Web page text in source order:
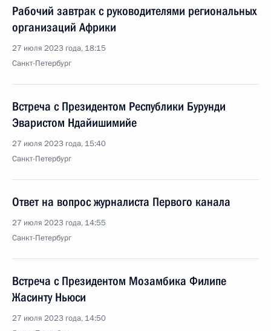
Рабочий завтрак с руководителями региональных
организаций Африки
27 июля 2023 года, 18:15
Санкт-Петербург
Встреча с Президентом Республики Бурунди
Эваристом Ндайишимийе
27 июля 2023 года, 15:40
Санкт-Петербург
Ответ на вопрос журналиста Первого канала
27 июля 2023 года, 14:55
Санкт-Петербург
Встреча с Президентом Мозамбика Филипе
Жасинту Ньюси
27 июля 2023 года, 14:50